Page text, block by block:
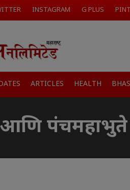
INSTAGRAM G PLUS
ARTICLES HEALTH
पंचमहाभुते